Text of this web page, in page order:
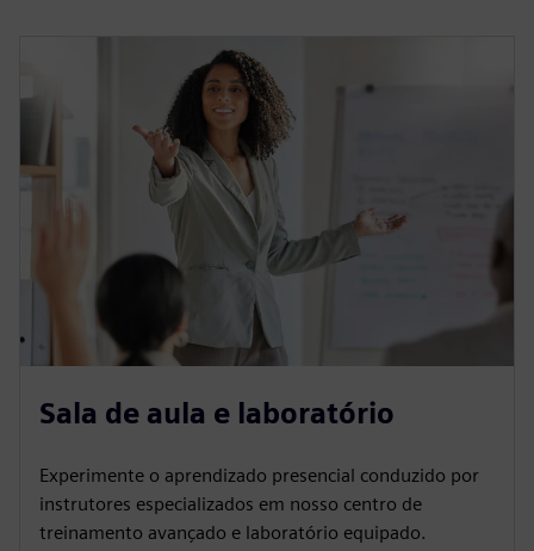
Sala de aula e laboratório
Experimente o aprendizado presencial conduzido por
instrutores especializados em nosso centro de
treinamento avançado e laboratório equipado.